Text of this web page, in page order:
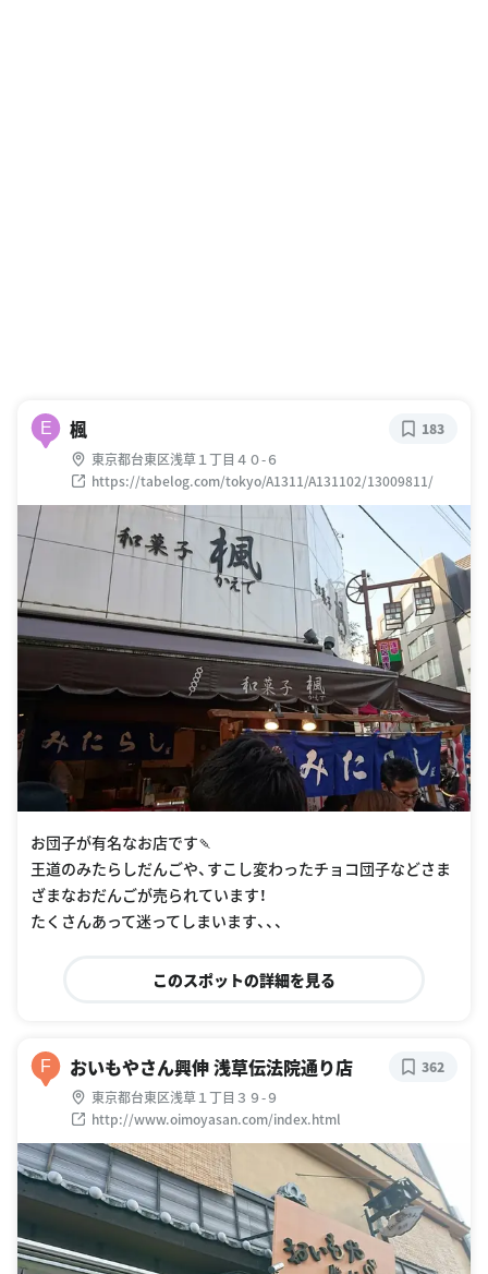
E 楓
東京都台東区浅草１丁目４０-６
https://tabelog.com/tokyo/A1311/A131102/13009811/
183
お団子が有名なお店です🍡
王道のみたらしだんごや、すこし変わったチョコ団子などさま
ざまなおだんごが売られています！
たくさんあって迷ってしまいます、、、
このスポットの詳細を見る
F おいもやさん興伸 浅草伝法院通り店
東京都台東区浅草１丁目３９-９
http://www.oimoyasan.com/index.html
362